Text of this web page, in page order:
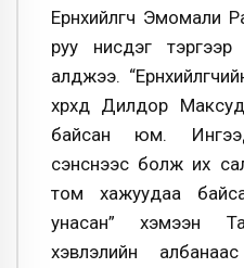
Ерөнхийлөгч
руу нисдэг
алджээ.
хөөрөхөд Дилдор
байсан юм.
сэнснээс болж их
том хажуудаа
унасан” хэмээн
хэвлэлийн